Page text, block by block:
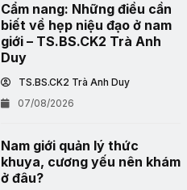
Cẩm nang: Những điều cần
biết về hẹp niệu đạo ở nam
giới – TS.BS.CK2 Trà Anh
Duy
TS.BS.CK2 Trà Anh Duy
07/08/2026
Nam giới quản lý thức
khuya, cương yếu nên khám
ở đâu?